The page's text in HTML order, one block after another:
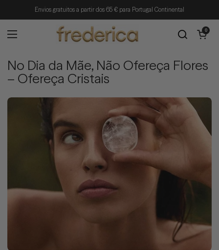
Envios gratuitos a partir dos 65 € para Portugal Continental
Abrir menu
Abrir
0
No Dia da Mãe, Não Ofereça Flores
– Ofereça Cristais